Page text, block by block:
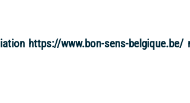
https://www.bon-sens-belgique.be/